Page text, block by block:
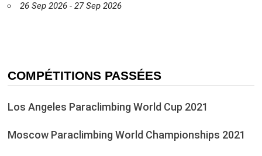
26 Sep 2026 - 27 Sep 2026
COMPÉTITIONS PASSÉES
Los Angeles Paraclimbing World Cup 2021
Moscow Paraclimbing World Championships 2021